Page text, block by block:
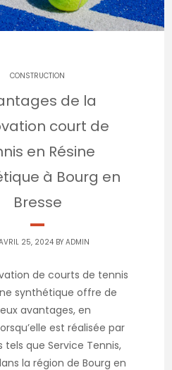
CONSTRUCTION
de la
court de
en Résine
à Bourg en
Bresse
25, 2024 BY ADMIN
de courts de tennis
synthétique offre de
avantages, en
est réalisée par
tels que Service Tennis,
la région de Bourg en